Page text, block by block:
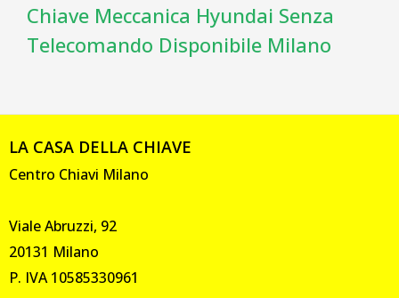
Chiave Meccanica Hyundai Senza
Telecomando Disponibile Milano
LA CASA DELLA CHIAVE
Centro Chiavi Milano
Viale Abruzzi, 92
20131 Milano
P. IVA 10585330961